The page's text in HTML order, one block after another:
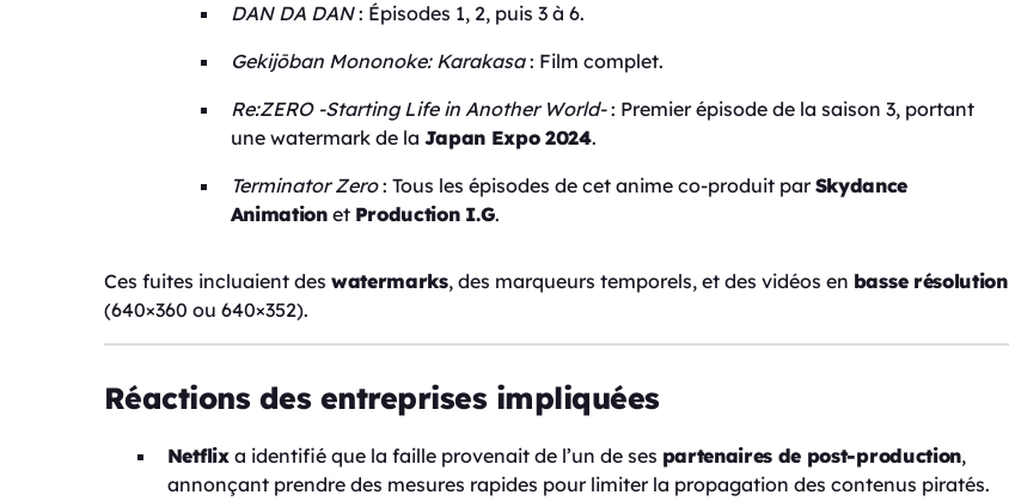
DAN DA DAN: Épisodes 1, 2, puis 3 à 6.
Gekijōban Mononoke: Karakasa: Film complet.
Re:ZERO -Starting Life in Another World-: Premier épisode de la saison 3, portant
une watermark de la Japan Expo 2024.
Terminator Zero: Tous les épisodes de cet anime co-produit parSkydance
Animationet Production I.G.
Ces fuites incluaient des watermarks, des marqueurs temporels, et des vidéos en basse résolution
(640×360 ou 640×352).
Réactions des entreprises impliquées
Netflixa identifié que la faille provenait de l’un de ses partenaires de post-production,
annonçant prendre des mesures rapides pour limiter la propagation des contenus piratés.